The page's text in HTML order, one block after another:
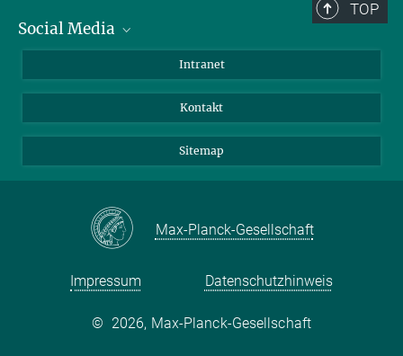
TOP
Social Media
LinkedIn
Intranet
Kontakt
Sitemap
Max-Planck-Gesellschaft
Impressum Datenschutzhinweis
© 2026, Max-Planck-Gesellschaft